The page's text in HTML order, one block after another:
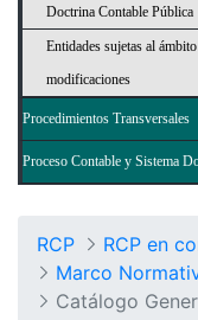
Doctrina Contable Pública
Entidades sujetas al
modificaciones
Procedimientos Transversales
Proceso Contable y Sistema
RCP
Catálogo